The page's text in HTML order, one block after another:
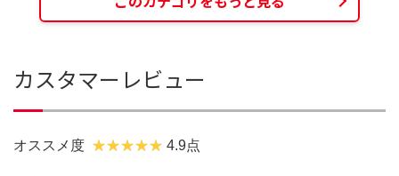
カスタマーレビュー
オススメ度 4.9点